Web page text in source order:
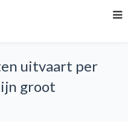
uitvaart per
groot